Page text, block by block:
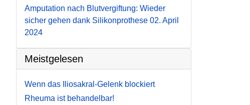
Amputation nach Blutvergiftung: Wieder
sicher gehen dank Silikonprothese 02. April
2024
Meistgelesen
Wenn das Iliosakral-Gelenk blockiert
Rheuma ist behandelbar!